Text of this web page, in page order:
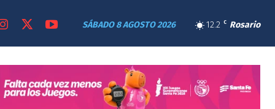
12.2 C Rosario
SÁBADO 8 AGOSTO 2026